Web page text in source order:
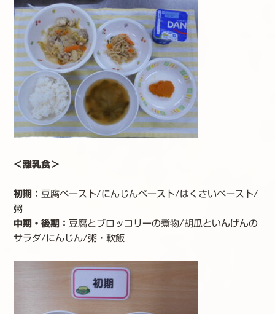
＜離乳食＞
初期： 豆腐ペースト/にんじんペースト/はくさいペースト/
粥
中期・後期 ： 豆腐とブロッコリーの煮物/胡瓜といんげんの
サラダ/にんじん/粥・軟飯